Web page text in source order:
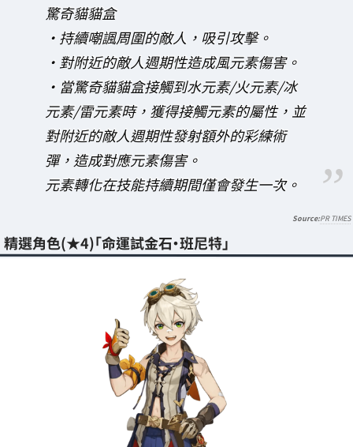
驚奇貓貓盒
・持續嘲諷周圍的敵人，吸引攻擊。
・對附近的敵人週期性造成風元素傷害。
・當驚奇貓貓盒接觸到水元素/火元素/冰
元素/雷元素時，獲得接觸元素的屬性，並
對附近的敵人週期性發射額外的彩練術
彈，造成對應元素傷害。
元素轉化在技能持續期間僅會發生一次。
PR TIMES
精選角色(★4)「命運試金石・班尼特」